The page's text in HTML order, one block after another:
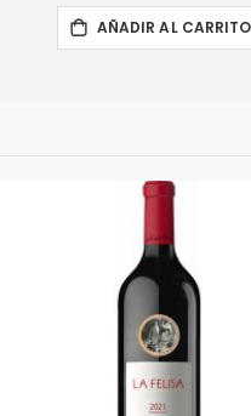
AÑADIR AL CARRITO